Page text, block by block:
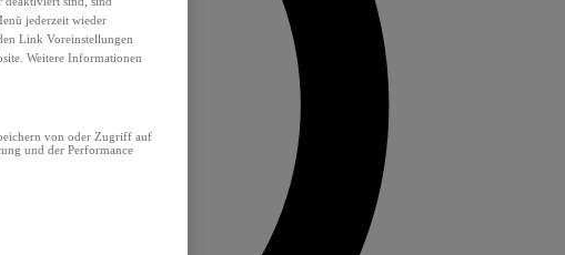
jederzeit wieder
Link Voreinstellungen
Weitere Informationen
von oder Zugriff auf
und der Performance